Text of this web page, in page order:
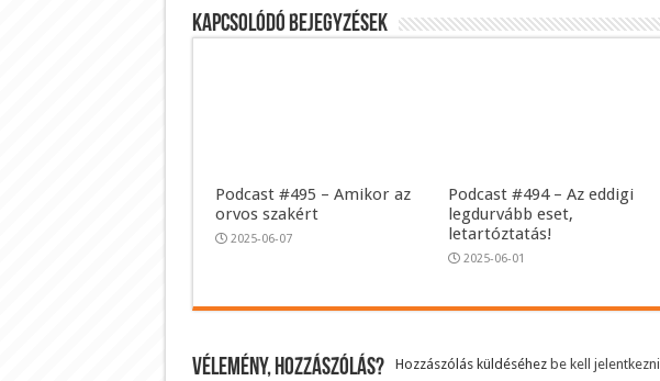
Kapcsolódó bejegyzések
Podcast #495 – Amikor az
orvos szakért
2025-06-07
Podcast #494 – Az eddigi
legdurvább eset,
letartóztatás!
2025-06-01
Vélemény, hozzászólás? Hozzászólás küldéséhez be kell jelentkezni